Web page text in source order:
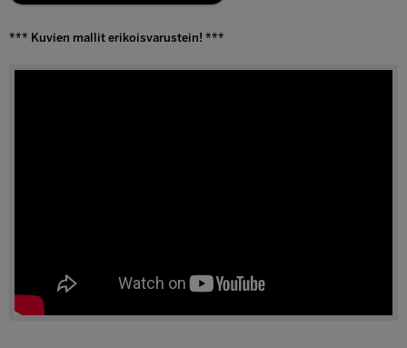
*** Kuvien mallit erikoisvarustein! ***